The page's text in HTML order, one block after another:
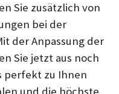
Sie zusätzlich von
bei der
der Anpassung der
Sie jetzt aus noch
perfekt zu Ihnen